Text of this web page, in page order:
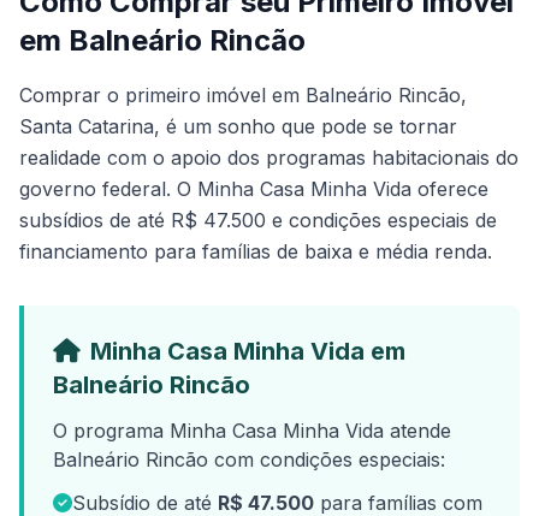
em Balneário Rincão
Comprar o primeiro imóvel em Balneário Rincão,
Santa Catarina, é um sonho que pode se tornar
realidade com o apoio dos programas habitacionais do
governo federal. O Minha Casa Minha Vida oferece
subsídios de até R$ 47.500 e condições especiais de
financiamento para famílias de baixa e média renda.
Minha Casa Minha Vida em
Balneário Rincão
O programa Minha Casa Minha Vida atende
Balneário Rincão com condições especiais:
Subsídio de até R$ 47.500 para famílias com